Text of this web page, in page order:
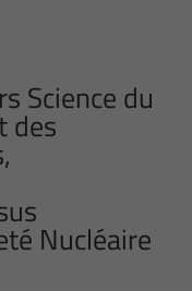
Science du
des
Nucléaire